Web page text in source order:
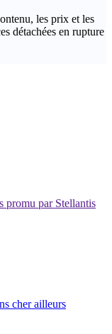
les prix et les
détachées en rupture
promu par Stellantis
cher ailleurs